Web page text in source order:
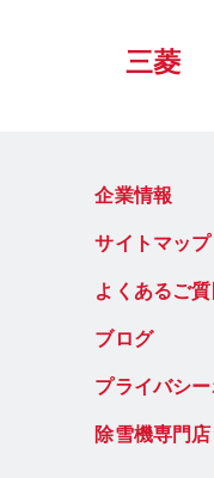
三菱
企業情報
サイトマップ
よくあるご
ブログ
プライバシ
除雪機専門